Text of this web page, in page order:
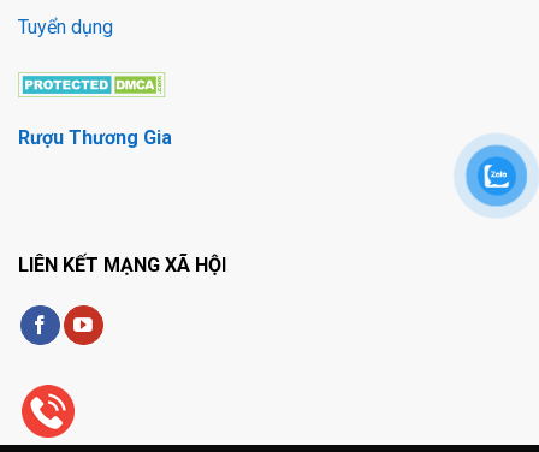
Tuyển dụng
Rượu Thương Gia
LIÊN KẾT MẠNG XÃ HỘI